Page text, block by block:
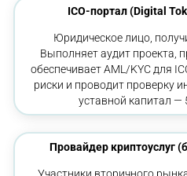
ICO-портал (Digital
Юридическое лицо,
Выполняет аудит проекта,
обеспечивает AML/KYC для
риски и проводит проверку
уставной капитал —
Провайдер криптоуслуг
Участники вторичного